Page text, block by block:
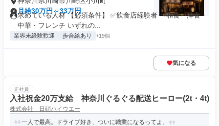
月給30万円～33万円
求めている人材 【必須条件】 ✅飲食店経験者 ⇒和食・洋食・
中華・フレンチ いずれの...
業界未経験歓迎 歩合給あり +19個
気になる
正社員
入社祝金20万支給 神奈川ぐるぐる配送ヒーロー(2t・4t)
株式会社 日硝ハイウエー
一人で最高。ドライブ好き、ついに職業になるってよ。